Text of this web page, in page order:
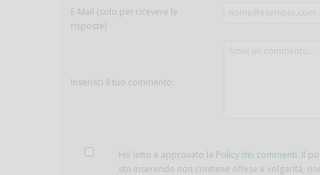
E-Mail (solo per ricevere le
risposte)
Inserisci il tuo commento:
Ho letto e approvato la Policy dei commenti. Il
sto inserendo non contiene offese e volgarità,